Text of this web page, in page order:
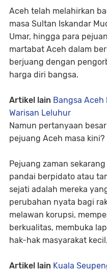
Aceh telah melahirkan
masa Sultan Iskandar
Umar, hingga para
martabat Aceh dalam
berjuang dengan
harga diri bangsa.
Artikel lain Bangsa Aceh
Warisan Leluhur
Namun pertanyaan
pejuang Aceh masa kini?
Pejuang zaman
pandai berpidato atau
sejati adalah mereka
perubahan nyata bagi
melawan korupsi,
berkualitas, membuka
hak-hak masyarakat kecil.
Artikel lain Kuala